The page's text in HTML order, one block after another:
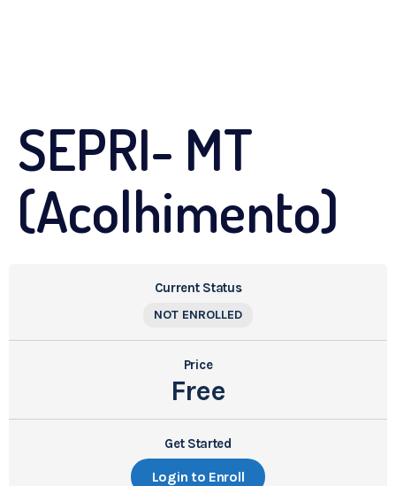
SEPRI- MT
(Acolhimento)
Current Status
NOT ENROLLED
Price
Free
Get Started
Login to Enroll